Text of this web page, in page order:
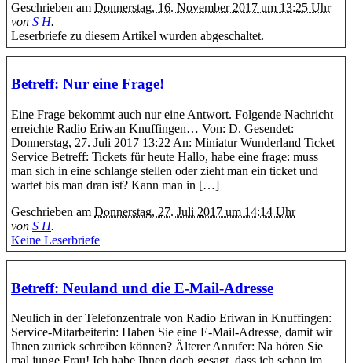
Geschrieben am Donnerstag, 16. November 2017 um 13:25 Uhr
von S H.
Leserbriefe zu diesem Artikel wurden abgeschaltet.
Betreff: Nur eine Frage!
Eine Frage bekommt auch nur eine Antwort. Folgende Nachricht
erreichte Radio Eriwan Knuffingen… Von: D. Gesendet:
Donnerstag, 27. Juli 2017 13:22 An: Miniatur Wunderland Ticket
Service Betreff: Tickets für heute Hallo, habe eine frage: muss
man sich in eine schlange stellen oder zieht man ein ticket und
wartet bis man dran ist? Kann man in […]
Geschrieben am Donnerstag, 27. Juli 2017 um 14:14 Uhr
von S H.
Keine Leserbriefe
Betreff: Neuland und die E-Mail-Adresse
Neulich in der Telefonzentrale von Radio Eriwan in Knuffingen:
Service-Mitarbeiterin: Haben Sie eine E-Mail-Adresse, damit wir
Ihnen zurück schreiben können? Älterer Anrufer: Na hören Sie